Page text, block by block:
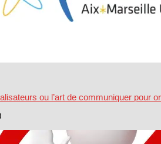
ou l’art de communiquer pour